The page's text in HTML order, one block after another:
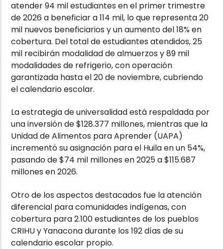
atender 94 mil estudiantes en el primer trimestre
de 2026 a beneficiar a 114 mil, lo que representa 20
mil nuevos beneficiarios y un aumento del 18% en
cobertura. Del total de estudiantes atendidos, 25
mil recibirán modalidad de almuerzos y 89 mil
modalidades de refrigerio, con operación
garantizada hasta el 20 de noviembre, cubriendo
el calendario escolar.
La estrategia de universalidad está respaldada por
una inversión de $128.377 millones, mientras que la
Unidad de Alimentos para Aprender (UAPA)
incrementó su asignación para el Huila en un 54%,
pasando de $74 mil millones en 2025 a $115.687
millones en 2026.
Otro de los aspectos destacados fue la atención
diferencial para comunidades indígenas, con
cobertura para 2.100 estudiantes de los pueblos
CRIHU y Yanacona durante los 192 días de su
calendario escolar propio.